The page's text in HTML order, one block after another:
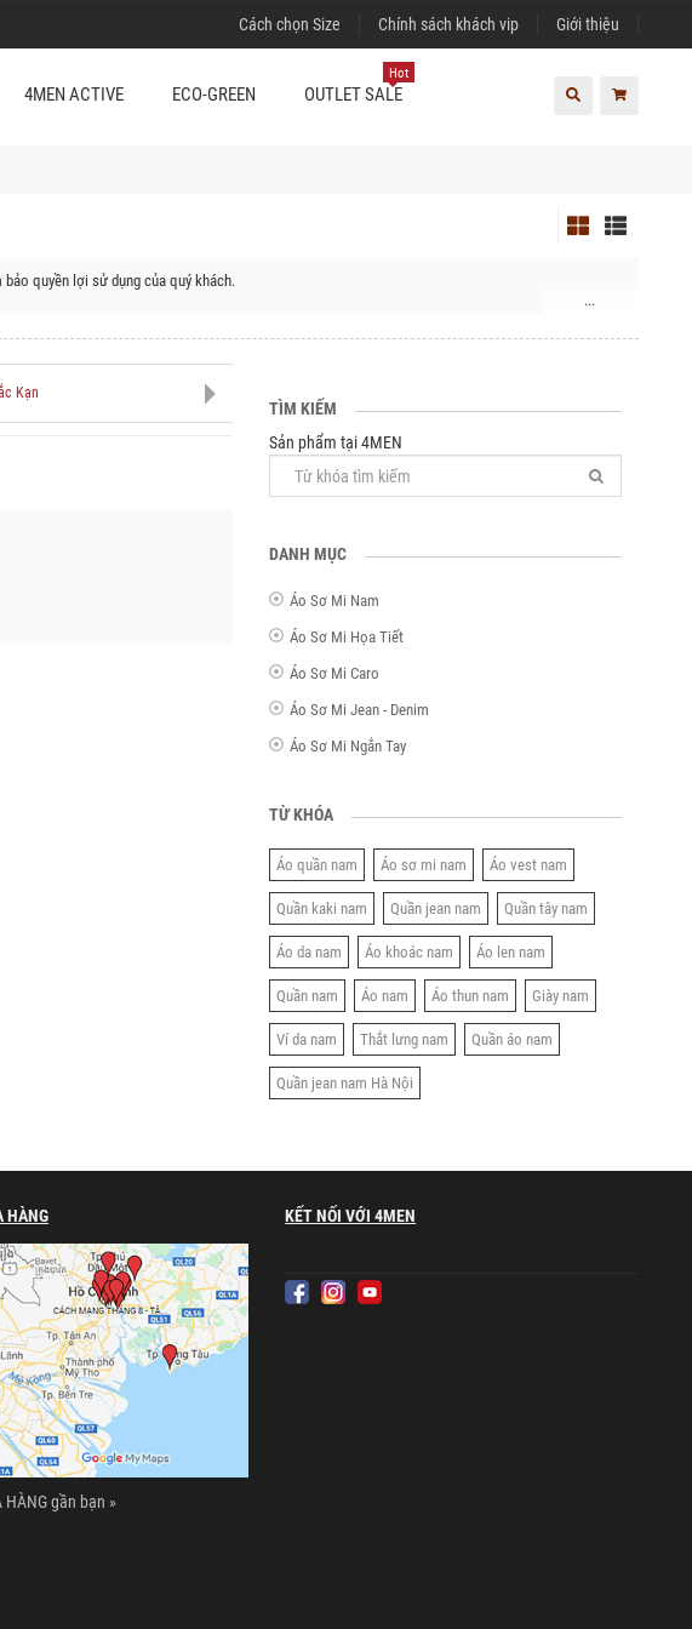
Cách chọn Size Chính sách khách vip Giới thiệu
4MEN ACTIVE ECO-GREEN OUTLET SALE
Hot
quyền lợi sử dụng của quý khách.
...
Kạn
TÌM KIẾM
Sản phẩm tại 4MEN
DANH MỤC
Áo Sơ Mi Nam
Áo Sơ Mi Họa Tiết
Áo Sơ Mi Caro
Áo Sơ Mi Jean - Denim
Áo Sơ Mi Ngắn Tay
TỪ KHÓA
Áo quần nam Áo sơ mi nam Áo vest nam
Quần kaki nam Quần jean nam Quần tây nam
Áo da nam Áo khoác nam Áo len nam
Quần nam Áo nam Áo thun nam Giày nam
Ví da nam Thắt lưng nam Quần áo nam
Quần jean nam Hà Nội
HÀNG
gần bạn »
KẾT NỐI VỚI 4MEN